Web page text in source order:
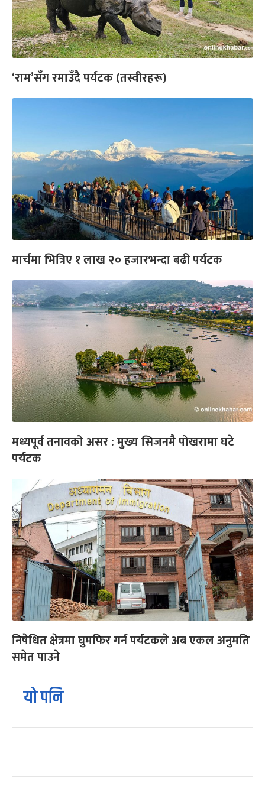
‘राम’सँग रमाउँदै पर्यटक (तस्वीरहरू)
मार्चमा भित्रिए १ लाख २० हजारभन्दा बढी पर्यटक
मध्यपूर्व तनावको असर : मुख्य सिजनमै पोखरामा घटे
पर्यटक
निषेधित क्षेत्रमा घुमफिर गर्न पर्यटकले अब एकल अनुमति
समेत पाउने
यो पनि